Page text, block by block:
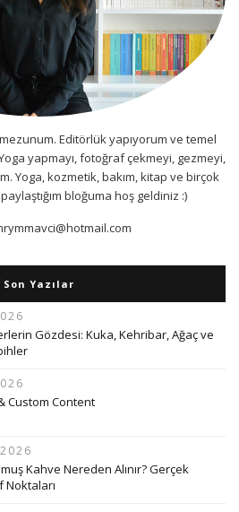
Editörlük yapıyorum ve temel
yapmayı, fotoğraf çekmeyi, gezmeyi,
Yoga, kozmetik, bakım, kitap ve birçok
bloğuma hoş geldiniz :)
Son Yazılar
Gözdesi: Kuka, Kehribar, Ağaç ve
Custom Content
Kahve Nereden Alınır? Gerçek
Noktaları